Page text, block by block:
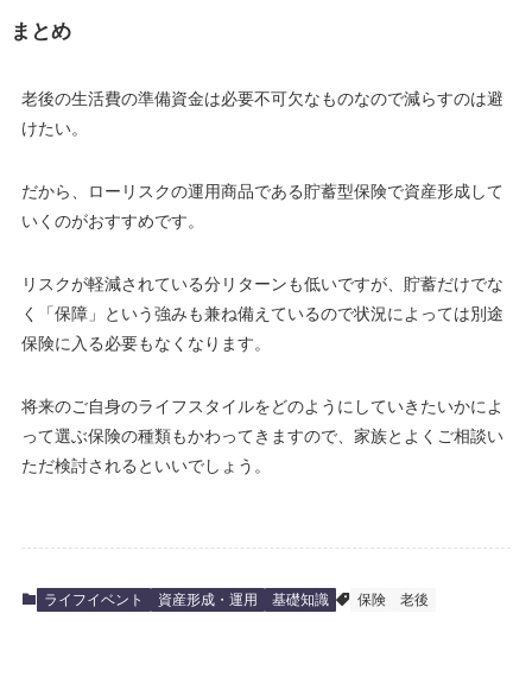
まとめ
老後の生活費の準備資金は必要不可欠なものなので減らすのは避
けたい。
だから、ローリスクの運用商品である貯蓄型保険で資産形成して
いくのがおすすめです。
リスクが軽減されている分リターンも低いですが、貯蓄だけでな
く「保障」という強みも兼ね備えているので状況によっては別途
保険に入る必要もなくなります。
将来のご自身のライフスタイルをどのようにしていきたいかによ
って選ぶ保険の種類もかわってきますので、家族とよくご相談い
ただ検討されるといいでしょう。
ライフイベント 資産形成・運用 基礎知識 保険 老後